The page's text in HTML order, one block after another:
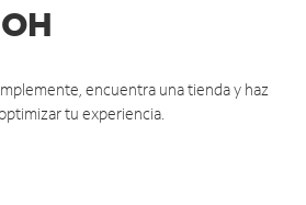
encuentra una tienda y haz
tu experiencia.